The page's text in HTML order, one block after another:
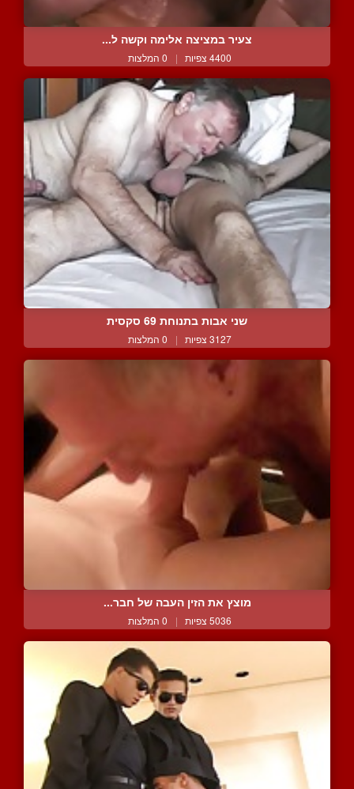
צעיר במציצה אלימה וקשה ל...
4400 צפיות | 0 המלצות
שני אבות בתנוחת 69 סקסית
3127 צפיות | 0 המלצות
מוצץ את הזין העבה של חבר...
5036 צפיות | 0 המלצות